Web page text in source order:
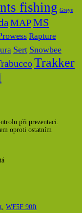
fishing Greys
MAPMS
Rapture
Sert Snowbee
Trakker
při prezentaci.
oproti ostatním
WF5F 90ft